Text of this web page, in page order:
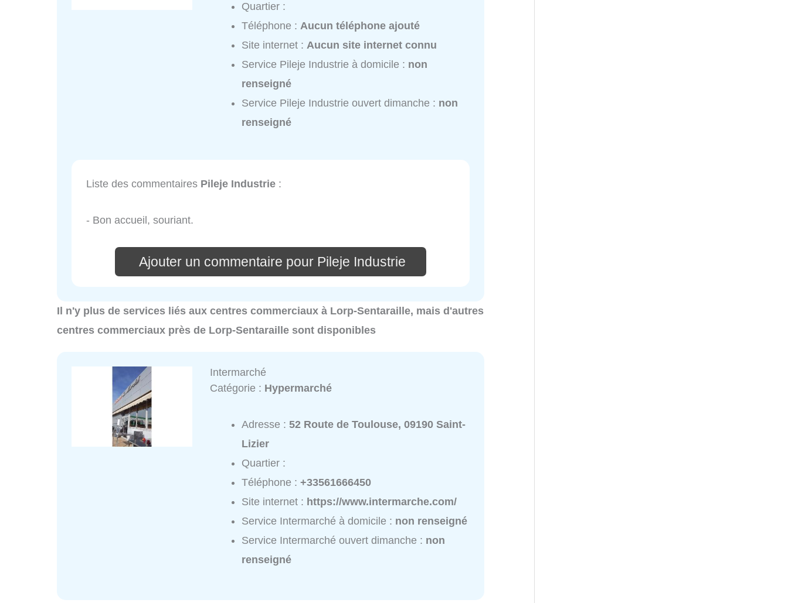
Quartier :
Téléphone :Aucun téléphone ajouté
Site internet :Aucun site internet connu
Service Pileje Industrie à domicile : non
renseigné
Service Pileje Industrie ouvert dimanche : non
renseigné
Liste des commentaires Pileje Industrie :
- Bon accueil, souriant.
Ajouter un commentaire pour Pileje Industrie
Il n'y plus de services liés aux centres commerciaux à Lorp-Sentaraille, mais d'autres
centres commerciaux près de Lorp-Sentaraille sont disponibles
Intermarché
Catégorie : Hypermarché
Adresse :52 Route de Toulouse, 09190 Saint-
Lizier
Quartier :
Téléphone :+33561666450
Site internet : https://www.intermarche.com/
Service Intermarché à domicile : non renseigné
Service Intermarché ouvert dimanche : non
renseigné